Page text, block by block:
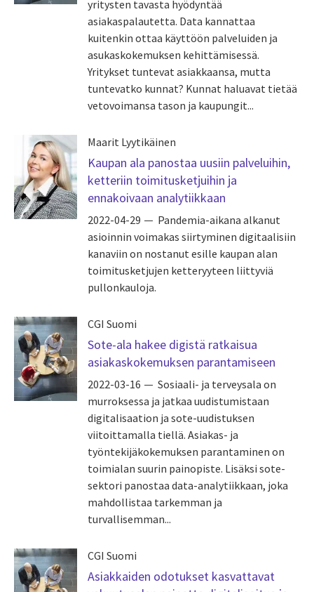
yritysten tavasta hyödyntää
asiakaspalautetta. Data kannattaa
kuitenkin ottaa käyttöön palveluiden ja
asukaskokemuksen kehittämisessä.
Yritykset tuntevat asiakkaansa, mutta
tuntevatko kunnat? Kunnat haluavat tietää
vetovoimansa tason ja kaupungit...
Maarit Lyytikäinen
Kaupan ala panostaa uusiin palveluihin,
ketteriin toimitusketjuihin ja
ennakoivaan analytiikkaan
2022-04-29
Pandemia-aikana alkanut
asioinnin voimakas siirtyminen digitaalisiin
kanaviin on nostanut esille kaupan alan
toimitusketjujen ketteryyteen liittyviä
pullonkauloja.
CGI Suomi
Sote-ala hakee digistä ratkaisua
asiakaskokemuksen parantamiseen
2022-03-16
Sosiaali- ja terveysala on
murroksessa ja jatkaa uudistumistaan
digitalisaation ja sote-uudistuksen
viitoittamalla tiellä. Asiakas- ja
työntekijäkokemuksen parantaminen on
toimialan suurin painopiste. Lisäksi sote-
sektori panostaa data-analytiikkaan, joka
mahdollistaa tarkemman ja
turvallisemman...
CGI Suomi
Asiakkaiden odotukset kasvattavat